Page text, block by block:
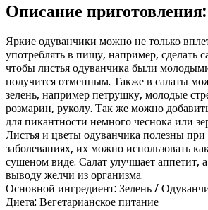
Описание приготовления:
Яркие одуванчики можно не только
употреблять в пищу, например, сделать
чтобы листья одуванчика были
получится отменным. Также в салаты
зелень, например петрушку, молодые
розмарин, руколу. Так же можно
для пикантности немного чеснока или
Листья и цветы одуванчика полезны
заболеваниях, их можно использовать
сушеном виде. Салат улучшает аппетит,
выводу желчи из организма.
Основной ингредиент: Зелень /
Диета: Вегетарианское питание